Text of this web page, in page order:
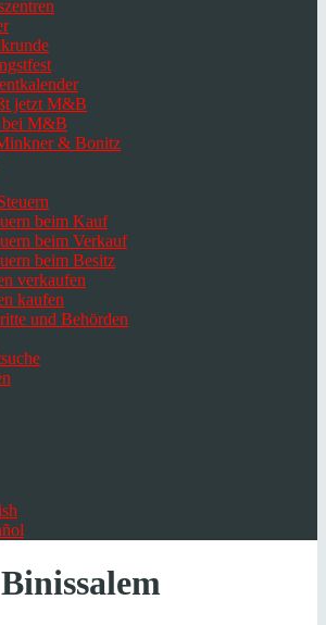
jetzt M&B
bei M&B
& Bonitz
beim Kauf
beim Verkauf
beim Besitz
verkaufen
kaufen
und Behörden
Binissalem